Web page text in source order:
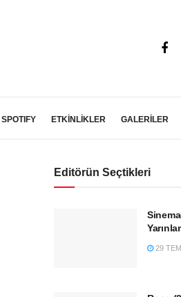
SPOTIFY ETKİNLİKLER GALERİLER
Editörün Seçtikleri
29